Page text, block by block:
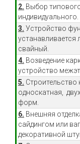
2. Выбор
3. Устройство
устанавливается
свайный.
4. Возведение
устройство
5.
односкатная,
форм.
6. Внешняя
сайдингом или
декоративной